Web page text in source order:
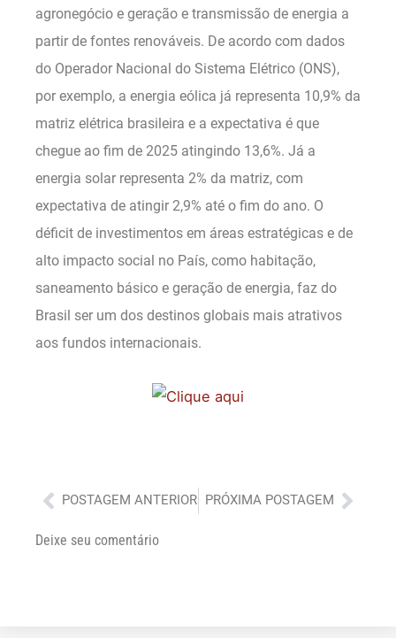
agronegócio e geração e transmissão de energia a
partir de fontes renováveis. De acordo com dados
do Operador Nacional do Sistema Elétrico (ONS),
por exemplo, a energia eólica já representa 10,9% da
matriz elétrica brasileira e a expectativa é que
chegue ao fim de 2025 atingindo 13,6%. Já a
energia solar representa 2% da matriz, com
expectativa de atingir 2,9% até o fim do ano. O
déficit de investimentos em áreas estratégicas e de
alto impacto social no País, como habitação,
saneamento básico e geração de energia, faz do
Brasil ser um dos destinos globais mais atrativos
aos fundos internacionais.
Anterior
POSTAGEM ANTERIOR PRÓXIMA POSTAGEM
Deixe seu comentário